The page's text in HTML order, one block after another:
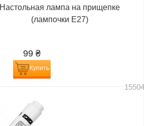
Настольная лампа на прищепке
(лампочки E27)
99 ₴
Купить